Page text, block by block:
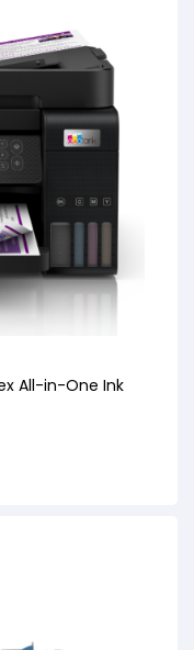
All-in-One Ink